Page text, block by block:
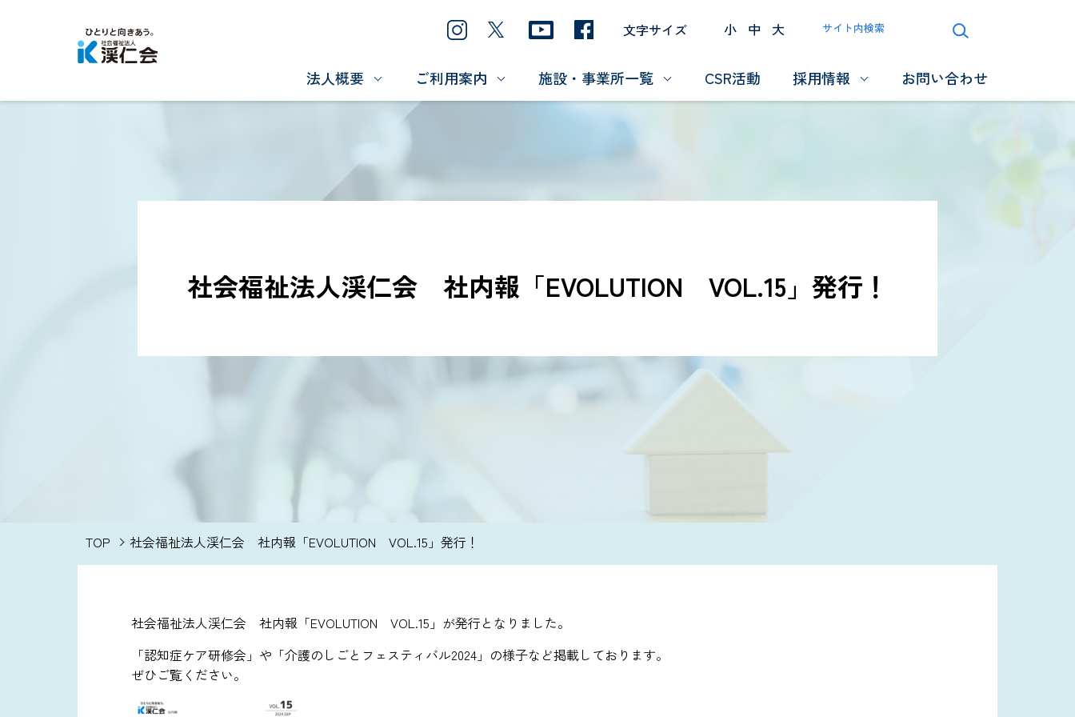
文字サイズ 小 中 大 サイト内検索
法人概要 ご利用案内 施設・事業所一覧 CSR活動 採用情報 お問い合わせ
社会福祉法人渓仁会 社内報「EVOLUTION VOL.15」発行！
TOP 社会福祉法人渓仁会 社内報「EVOLUTION VOL.15」発行！
社会福祉法人渓仁会 社内報「EVOLUTION VOL.15」が発行となりました。
「認知症ケア研修会」や「介護のしごとフェスティバル2024」の様子など掲載しております。
ぜひご覧ください。